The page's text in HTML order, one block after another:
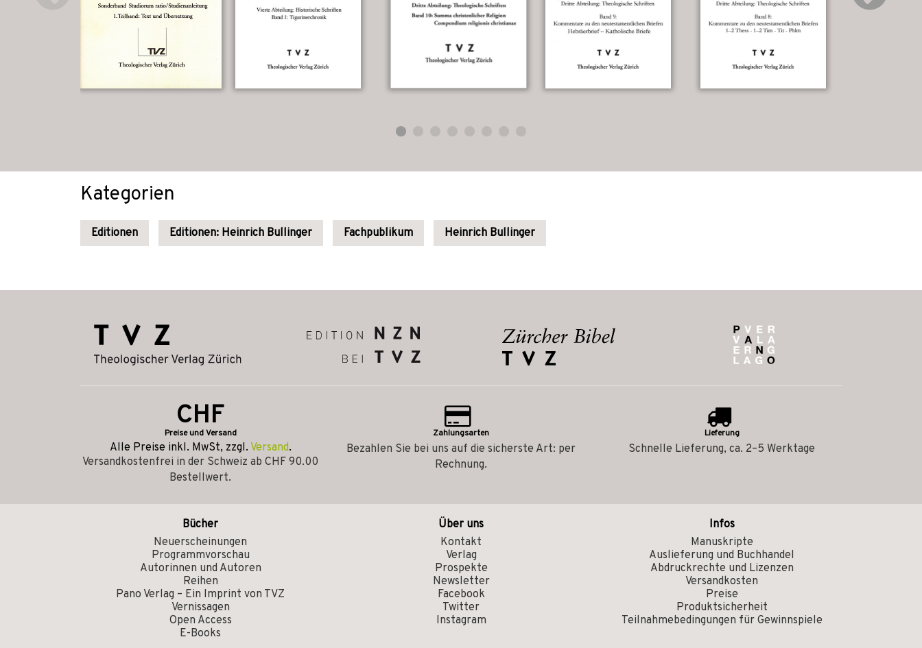
Kategorien
Editionen Editionen: Heinrich Bullinger Fachpublikum Heinrich Bullinger
CHF
Preise und Versand
Alle Preise inkl. MwSt, zzgl. Versand.
Versandkostenfrei in der Schweiz ab CHF 90.00
Bestellwert.
Zahlungsarten
Bezahlen Sie bei uns auf die sicherste Art: per
Rechnung.
Lieferung
Schnelle Lieferung, ca. 2–5 Werktage
Bücher
Neuerscheinungen
Programmvorschau
Autorinnen und Autoren
Reihen
Pano Verlag – Ein Imprint von TVZ
Vernissagen
Open Access
E-Books
Über uns
Kontakt
Verlag
Prospekte
Newsletter
Facebook
Twitter
Instagram
Infos
Manuskripte
Auslieferung und Buchhandel
Abdruckrechte und Lizenzen
Versandkosten
Preise
Produktsicherheit
Teilnahmebedingungen für Gewinnspiele